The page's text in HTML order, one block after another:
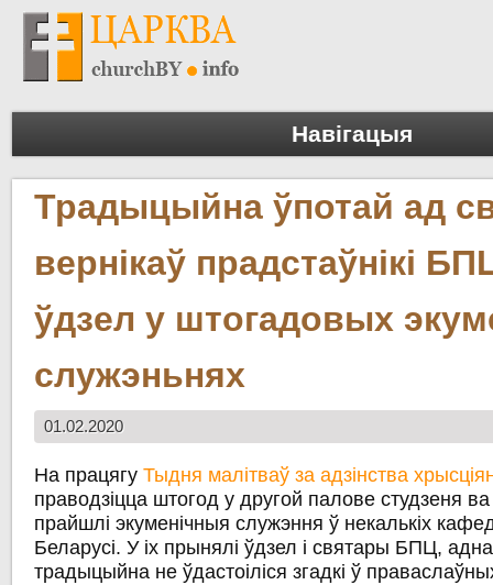
Навігацыя
Традыцыйна ўпотай ад
вернікаў прадстаўнікі
ўдзел у штогадовых
служэньнях
01.02.2020
На працягуТыдня малітваў за адзінства
праводзіцца штогод у другой палове студзеня
прайшлі экуменічныя служэння ў некалькіх
Беларусі. У іх прынялі ўдзел і святары БПЦ,
традыцыйна не ўдастоіліся згадкі ў